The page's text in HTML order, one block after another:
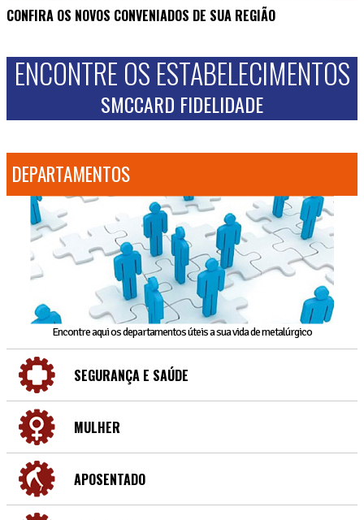
CONFIRA OS NOVOS CONVENIADOS DE SUA REGIÃO
ENCONTRE OS ESTABELECIMENTOS
SMCCARD FIDELIDADE
DEPARTAMENTOS
Encontre aqui os departamentos úteis a sua vida de metalúrgico
SEGURANÇA E SAÚDE
MULHER
APOSENTADO